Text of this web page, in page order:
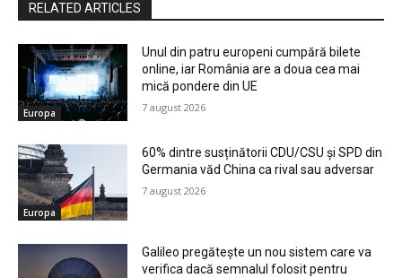
RELATED ARTICLES
Europa
Unul din patru europeni cumpără bilete
online, iar România are a doua cea mai
mică pondere din UE
7 august 2026
Europa
60% dintre susținătorii CDU/CSU și SPD din
Germania văd China ca rival sau adversar
7 august 2026
Galileo pregătește un nou sistem care va
verifica dacă semnalul folosit pentru